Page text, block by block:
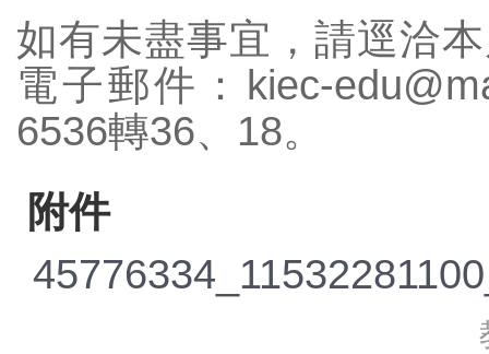
如有未盡事宜，請逕洽
電子郵件：kiec-
6536轉36、18。
附件